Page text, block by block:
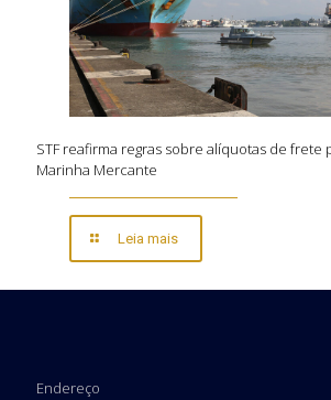
STF reafirma regras sobre alíquotas de frete
Marinha Mercante
Leia mais
Endereço